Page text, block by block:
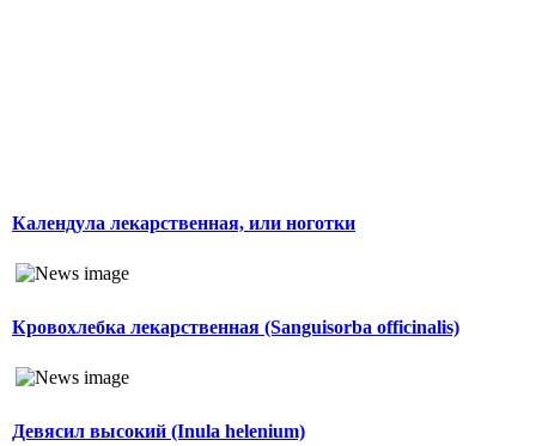
Календула лекарственная, или ноготки
Кровохлебка лекарственная (Sanguisorba officinalis)
Девясил высокий (Inula helenium)